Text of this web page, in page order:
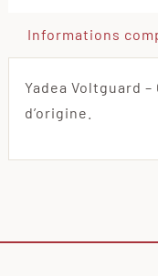
Informations
Yadea Voltguard
d’origine.